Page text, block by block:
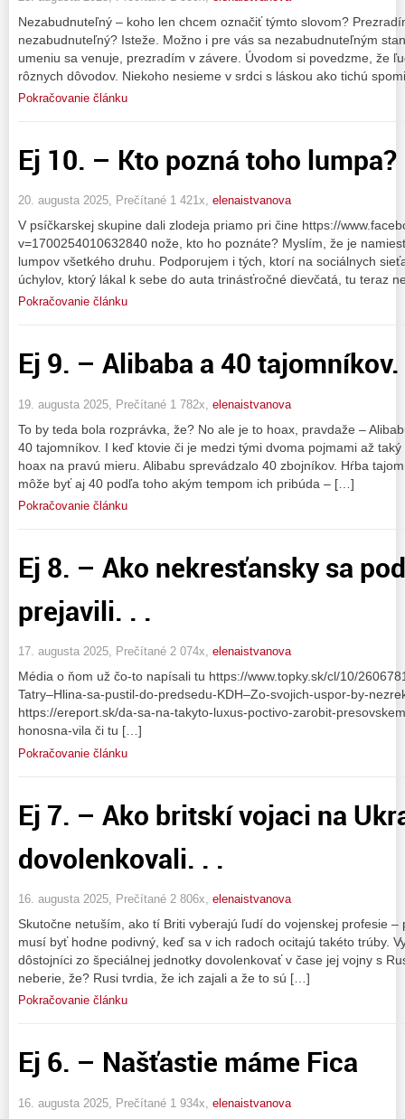
Nezabudnuteľný – koho len chcem označiť týmto slovom?
nezabudnuteľný? Isteže. Možno i pre vás sa nezabudnuteľným
umeniu sa venuje, prezradím v závere. Úvodom si povedzme, že
rôznych dôvodov. Niekoho nesieme v srdci s láskou ako tichú
Pokračovanie článku
Ej 10. – Kto pozná toho lumpa?
20. augusta 2025, Prečítané 1 421x, elenaistvanova
V psíčkarskej skupine dali zlodeja priamo pri čine https://
v=1700254010632840 nože, kto ho poznáte? Myslím, že je
lumpov všetkého druhu. Podporujem i tých, ktorí na sociálnych
úchylov, ktorý lákal k sebe do auta trinásťročné dievčatá, tu teraz
Pokračovanie článku
Ej 9. – Alibaba a 40
19. augusta 2025, Prečítané 1 782x, elenaistvanova
To by teda bola rozprávka, že? No ale je to hoax, pravdaže –
40 tajomníkov. I keď ktovie či je medzi tými dvoma pojmami až
hoax na pravú mieru. Alibabu sprevádzalo 40 zbojníkov. Hŕba
môže byť aj 40 podľa toho akým tempom ich pribúda – […]
Pokračovanie článku
Ej 8. – Ako nekresťansky sa
prejavili. . .
17. augusta 2025, Prečítané 2 074x, elenaistvanova
Média o ňom už čo-to napísali tu https://www.topky.sk/cl/10/
Tatry–Hlina-sa-pustil-do-predsedu-KDH–Zo-svojich-uspor-by-
https://ereport.sk/da-sa-na-takyto-luxus-poctivo-zarobit-
honosna-vila či tu […]
Pokračovanie článku
Ej 7. – Ako britskí vojaci na
dovolenkovali. . .
16. augusta 2025, Prečítané 2 806x, elenaistvanova
Skutočne netuším, ako tí Briti vyberajú ľudí do vojenskej profesie –
musí byť hodne podivný, keď sa v ich radoch ocitajú takéto trúby.
dôstojníci zo špeciálnej jednotky dovolenkovať v čase jej vojny s
neberie, že? Rusi tvrdia, že ich zajali a že to sú […]
Pokračovanie článku
Ej 6. – Našťastie máme Fica
16. augusta 2025, Prečítané 1 934x, elenaistvanova